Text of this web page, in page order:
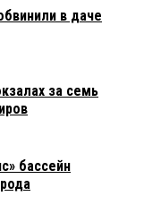
в даче
за семь
бассейн